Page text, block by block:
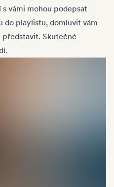
vámi mohou podepsat
do playlistu, domluvit vám
Skutečné